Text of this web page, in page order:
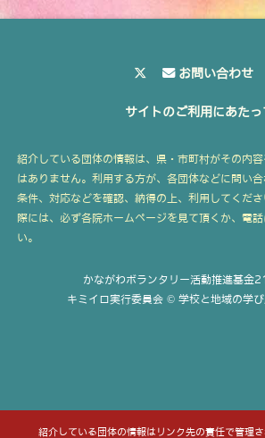
紹介している団体の情報はリンク先の責任で管理さ
お問い合わせ
サイトのご利用にあたっ
紹介している団体の情報は、県・市町村がその内
はありません。利用する方が、各団体などに問い
条件、対応などを確認、納得の上、利用してくだ
際には、必ず各院ホームページを見て頂くか、電
い。
かながわボランタリー活動推進基金
キミイロ実行委員会 © 学校と地域の学